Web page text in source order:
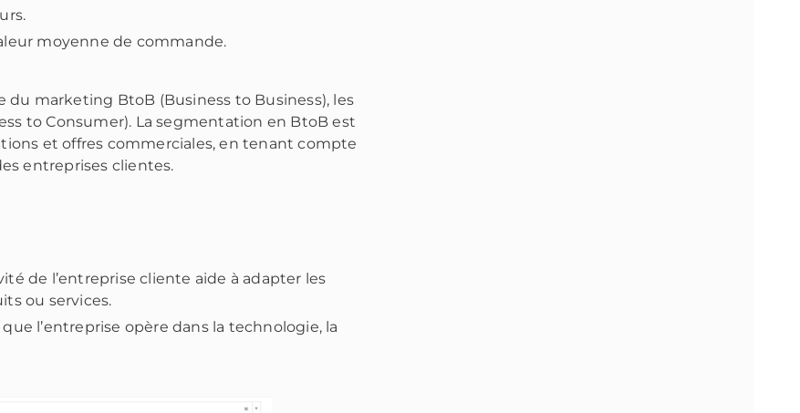
moyenne de commande.
du marketing BtoB (Business to Business), les
to Consumer). La segmentation en BtoB est
et offres commerciales, en tenant compte
entreprises clientes.
de l’entreprise cliente aide à adapter les
ou services.
l’entreprise opère dans la technologie, la